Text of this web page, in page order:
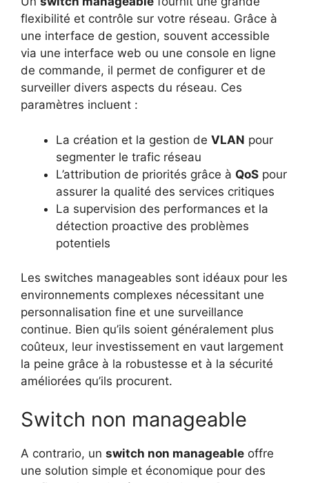
flexibilité et contrôle sur votre réseau. Grâce à
une interface de gestion, souvent accessible
via une interface web ou une console en ligne
de commande, il permet de configurer et de
surveiller divers aspects du réseau. Ces
paramètres incluent :
La création et la gestion de VLAN pour
segmenter le trafic réseau
L’attribution de priorités grâce à QoS pour
assurer la qualité des services critiques
La supervision des performances et la
détection proactive des problèmes
potentiels
Les switches manageables sont idéaux pour les
environnements complexes nécessitant une
personnalisation fine et une surveillance
continue. Bien qu’ils soient généralement plus
coûteux, leur investissement en vaut largement
la peine grâce à la robustesse et à la sécurité
améliorées qu’ils procurent.
Switch non manageable
A contrario, un switch non manageable offre
une solution simple et économique pour des